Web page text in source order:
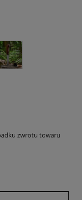
zwrotu towaru